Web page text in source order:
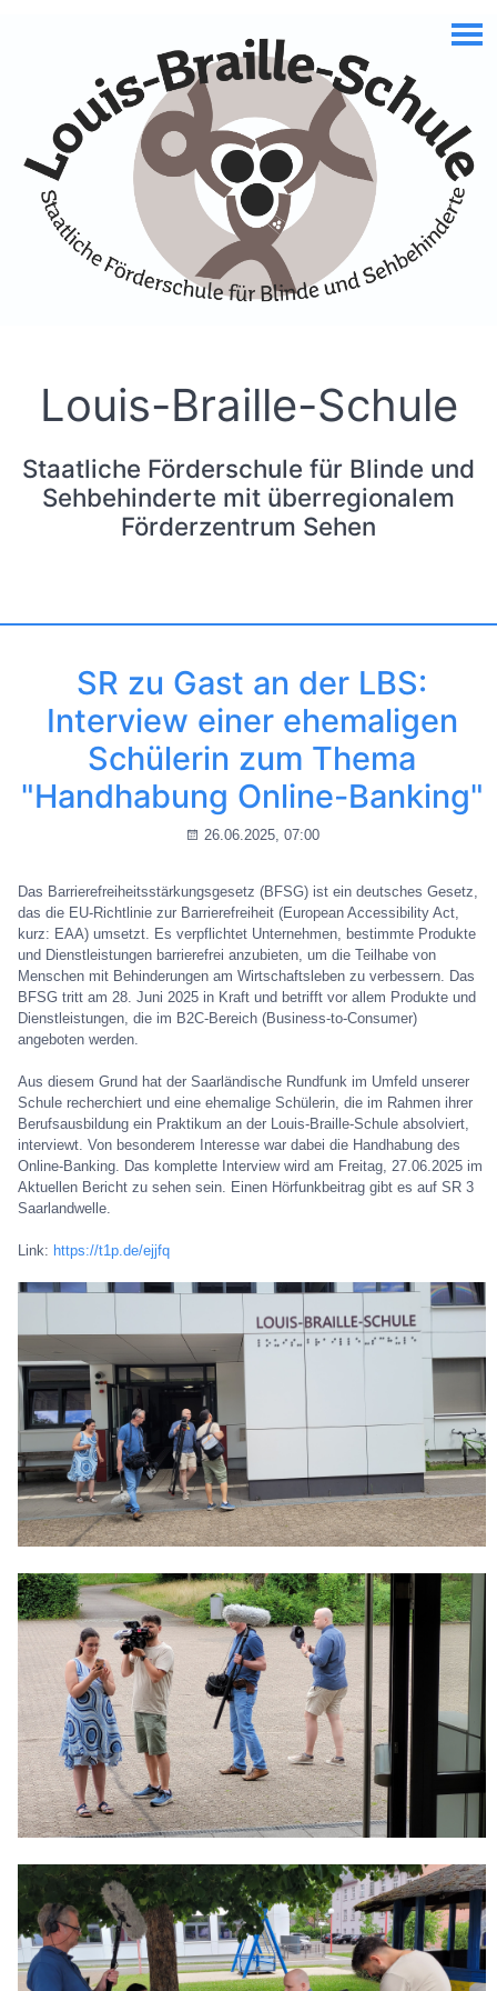
Louis-Braille-Schule
Staatliche Förderschule für Blinde und
Sehbehinderte mit überregionalem
Förderzentrum Sehen
SR zu Gast an der LBS:
Interview einer ehemaligen
Schülerin zum Thema
"Handhabung Online-Banking"
26.06.2025, 07:00
Das Barrierefreiheitsstärkungsgesetz (BFSG) ist ein deutsches Gesetz,
das die EU-Richtlinie zur Barrierefreiheit (European Accessibility Act,
kurz: EAA) umsetzt. Es verpflichtet Unternehmen, bestimmte Produkte
und Dienstleistungen barrierefrei anzubieten, um die Teilhabe von
Menschen mit Behinderungen am Wirtschaftsleben zu verbessern. Das
BFSG tritt am 28. Juni 2025 in Kraft und betrifft vor allem Produkte und
Dienstleistungen, die im B2C-Bereich (Business-to-Consumer)
angeboten werden.
Aus diesem Grund hat der Saarländische Rundfunk im Umfeld unserer
Schule recherchiert und eine ehemalige Schülerin, die im Rahmen ihrer
Berufsausbildung ein Praktikum an der Louis-Braille-Schule absolviert,
interviewt. Von besonderem Interesse war dabei die Handhabung des
Online-Banking. Das komplette Interview wird am Freitag, 27.06.2025 im
Aktuellen Bericht zu sehen sein. Einen Hörfunkbeitrag gibt es auf SR 3
Saarlandwelle.
Link: https://t1p.de/ejjfq